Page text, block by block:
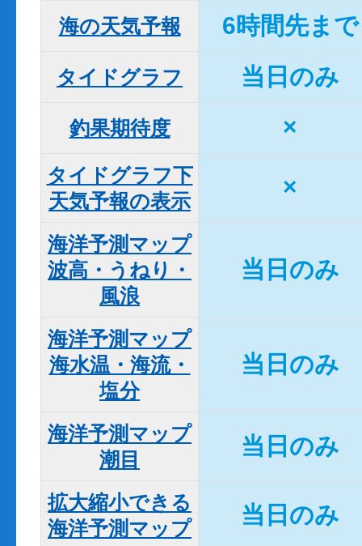
海の天気予報 6時間先まで
タイドグラフ 当日のみ
釣果期待度 ×
タイドグラフ下
天気予報の表示
×
海洋予測マップ
波高・うねり・
風浪
当日のみ
海洋予測マップ
海水温・海流・
塩分
当日のみ
海洋予測マップ
潮目
当日のみ
拡大縮小できる
海洋予測マップ
当日のみ